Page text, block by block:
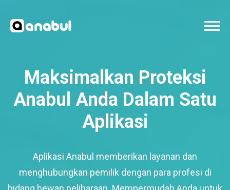
Maksimalkan Proteksi
Anabul Anda Dalam Satu
Aplikasi
Aplikasi Anabul memberikan layanan dan
menghubungkan pemilik dengan para profesi di